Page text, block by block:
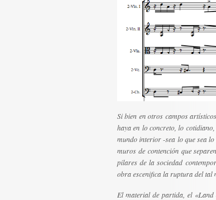
Si bien en otros campos
haya en lo concreto, lo
mundo interior -sea lo que sea
muros de contención que
pilares de la sociedad
obra escenifica la ruptura del tal
El material de partida, el «Land